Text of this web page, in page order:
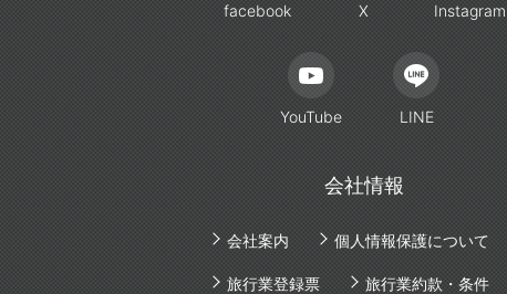
facebook X Instagram
YouTube LINE
会社情報
会社案内 個人情報保護について
旅行業登録票 旅行業約款・条件